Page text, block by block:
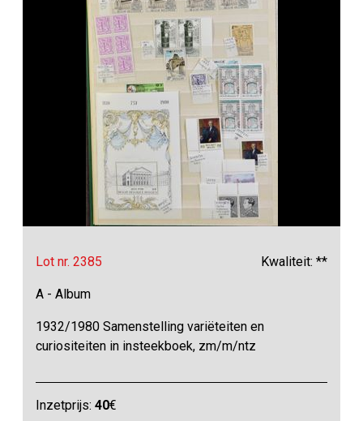
Lot nr. 2385 Kwaliteit: **
A - Album
1932/1980 Samenstelling variëteiten en
curiositeiten in insteekboek, zm/m/ntz
Inzetprijs:40€